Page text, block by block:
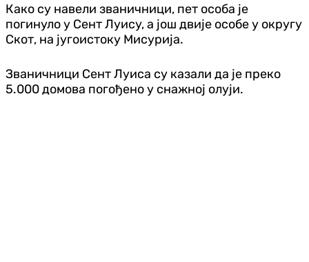
Како су навели званичници, пет особа је
погинуло у Сент Луису, а још двије особе у округу
Скот, на југоистоку Мисурија.
Званичници Сент Луиса су казали да је преко
5.000 домова погођено у снажној олуји.